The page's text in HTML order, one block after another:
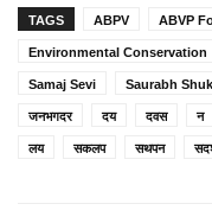
TAGS ABPV ABVP
Environmental Conservation
Samaj Sevi Saurabh
जनभगदर दय दवस न
लय सकलप सथपन